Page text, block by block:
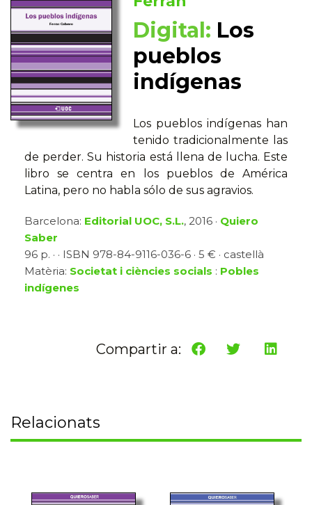
Digital: Los
pueblos
indígenas
Los pueblos indígenas han
tenido tradicionalmente las
de perder. Su historia está llena de lucha. Este
libro se centra en los pueblos de América
Latina, pero no habla sólo de sus agravios.
Barcelona: Editorial UOC, S.L., 2016 · Quiero
Saber
96 p. · · ISBN 978-84-9116-036-6 · 5 € · castellà
Matèria: Societat i ciències socials : Pobles
indígenes
Compartir a:
Relacionats